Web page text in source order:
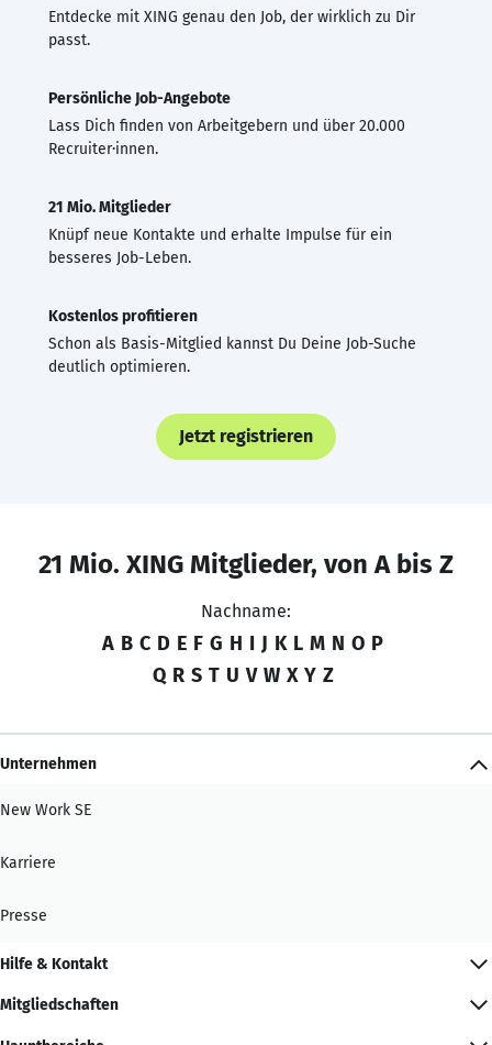
Entdecke mit XING genau den Job, der wirklich zu Dir
passt.
Persönliche Job-Angebote
Lass Dich finden von Arbeitgebern und über 20.000
Recruiter·innen.
21 Mio. Mitglieder
Knüpf neue Kontakte und erhalte Impulse für ein
besseres Job-Leben.
Kostenlos profitieren
Schon als Basis-Mitglied kannst Du Deine Job-Suche
deutlich optimieren.
Jetzt registrieren
21 Mio. XING Mitglieder, von A bis Z
Nachname:
A B C D E F G H I J K L M N O P
Q R S T U V W X Y Z
Unternehmen
New Work SE
Karriere
Presse
Hilfe & Kontakt
Mitgliedschaften